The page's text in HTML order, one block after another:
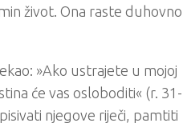
život. Ona raste duhovno
»Ako ustrajete u mojoj
će vas osloboditi« (r. 31-
njegove riječi, pamtiti